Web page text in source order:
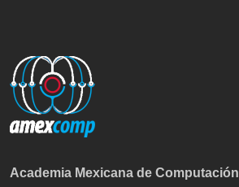
Academia Mexicana de Computación